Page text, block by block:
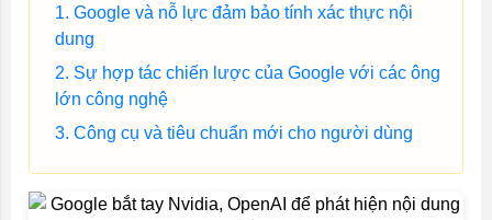
Google và nỗ lực đảm bảo tính xác thực nội
dung
Sự hợp tác chiến lược của Google với các ông
lớn công nghệ
Công cụ và tiêu chuẩn mới cho người dùng